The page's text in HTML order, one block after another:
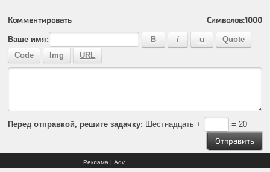
Комментировать Символов:1000
Ваше имя:
Перед отправкой, решите задачку: Шестнадцать + = 20
Реклама | Adv